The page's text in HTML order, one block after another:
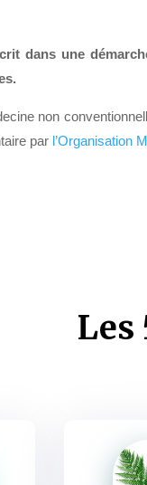
dans une
non
par l’Organisation
Les